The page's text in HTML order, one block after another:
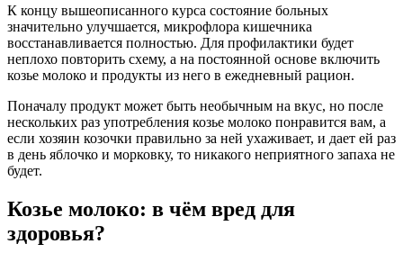
К концу вышеописанного курса состояние больных
значительно улучшается, микрофлора кишечника
восстанавливается полностью. Для профилактики будет
неплохо повторить схему, а на постоянной основе включить
козье молоко и продукты из него в ежедневный рацион.
Поначалу продукт может быть необычным на вкус, но после
нескольких раз употребления козье молоко понравится вам, а
если хозяин козочки правильно за ней ухаживает, и дает ей раз
в день яблочко и морковку, то никакого неприятного запаха не
будет.
Козье молоко: в чём вред для
здоровья?